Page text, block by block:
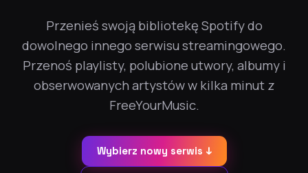
Przenieś swoją bibliotekę Spotify do
dowolnego innego serwisu streamingowego.
Przenoś playlisty, polubione utwory, albumy i
obserwowanych artystów w kilka minut z
FreeYourMusic.
Wybierz nowy serwis ↓